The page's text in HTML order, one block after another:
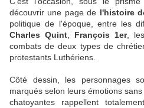
découvrir une page de l'histoire
politique de l'époque, entre les
Charles Quint, François 1er,
combats de deux types de
protestants Luthériens.
Côté dessin, les personnages
marqués selon leurs émotions
chatoyantes rappellent